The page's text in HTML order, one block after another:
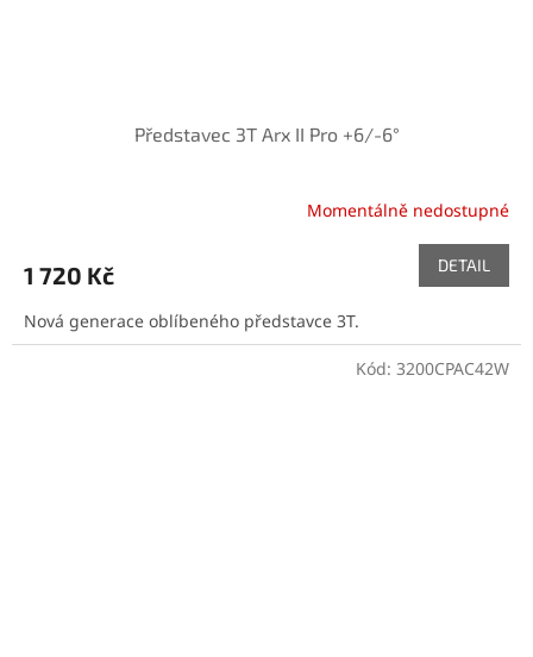
Představec 3T Arx II Pro +6/-6°
Momentálně nedostupné
1 720 Kč DETAIL
Nová generace oblíbeného představce 3T.
Kód: 3200CPAC42W